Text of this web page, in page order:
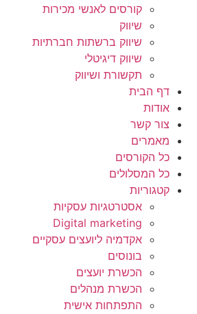
קורסים לאנשי מכירות
שיווק
שיווק ברשתות חברתיות
שיווק דיגיטלי
תקשורת ושיווק
דף הבית
אודות
צור קשר
מאמרים
כל הקורסים
כל המסלולים
קטגוריות
אסטרטגיות עסקיות
Digital marketing
אקדמיה ליועצים עסקיים
בונוסים
הכשרת יועצים
הכשרת מנהלים
התפתחות אישית